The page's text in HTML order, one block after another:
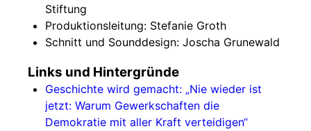
Stiftung
Produktionsleitung: Stefanie Groth
Schnitt und Sounddesign: Joscha Grunewald
Links und Hintergründe
Geschichte wird gemacht: „Nie wieder ist
jetzt: Warum Gewerkschaften die
Demokratie mit aller Kraft verteidigen“